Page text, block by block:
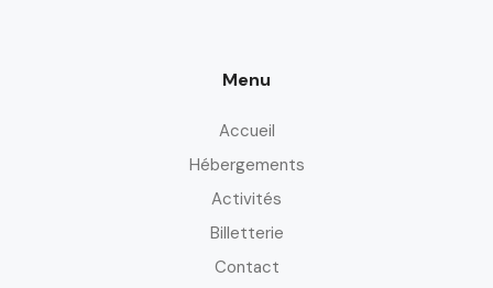
Menu
Accueil
Hébergements
Activités
Billetterie
Contact